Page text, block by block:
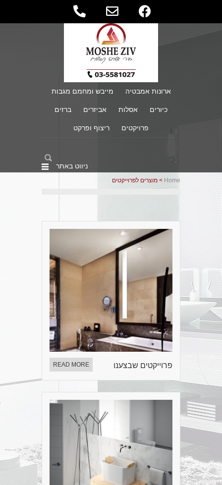
ארונות אמבטיה מייבש ומחמם מגבות
כיורים אסלות אביזרים ברזים
פרויקטים ריצוף ופרקט
ניווט באתר
Home > מוצרים לפרוייקטים
פרוייקטים שבצענו READ MORE